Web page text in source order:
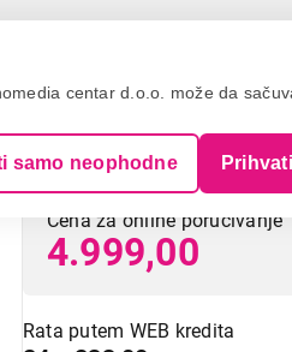
centar d.o.o. može da
samo neophodne
CECOTEC
Cena za online poručivanje
4.999,00
Rata putem WEB kredita